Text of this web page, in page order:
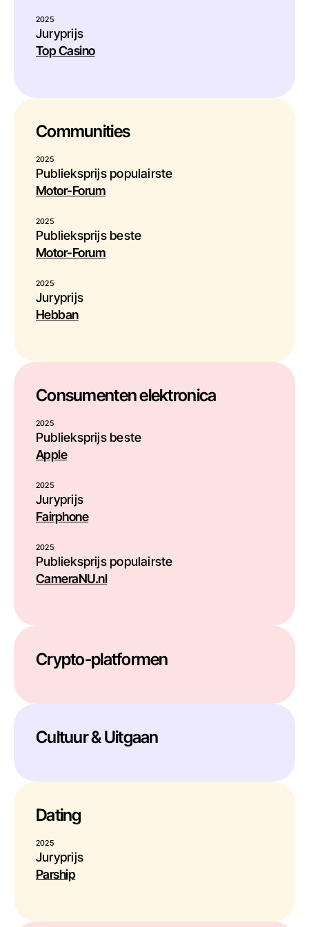
2025
Juryprijs
Top Casino
Communities
2025
Publieksprijs populairste
Motor-Forum
2025
Publieksprijs beste
Motor-Forum
2025
Juryprijs
Hebban
Consumenten elektronica
2025
Publieksprijs beste
Apple
2025
Juryprijs
Fairphone
2025
Publieksprijs populairste
CameraNU.nl
Crypto-platformen
Cultuur & Uitgaan
Dating
2025
Juryprijs
Parship